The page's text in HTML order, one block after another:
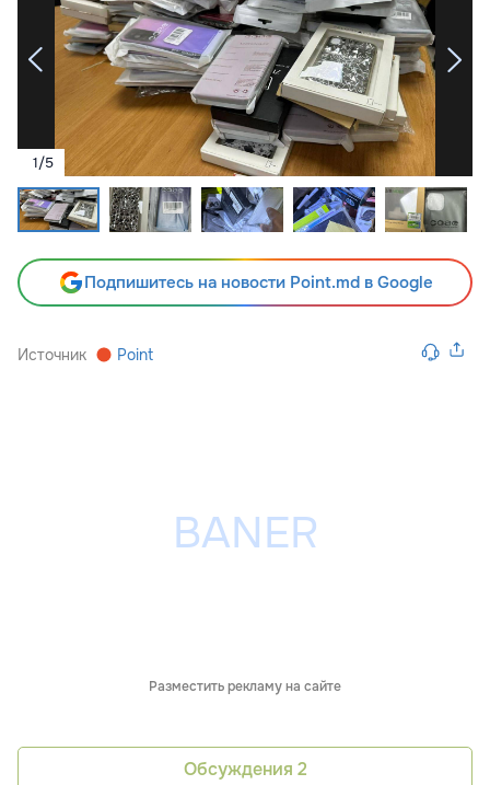
1/5
Подпишитесь на новости Point.md в Google
Источник Point
Разместить рекламу на сайте
Обсуждения 2